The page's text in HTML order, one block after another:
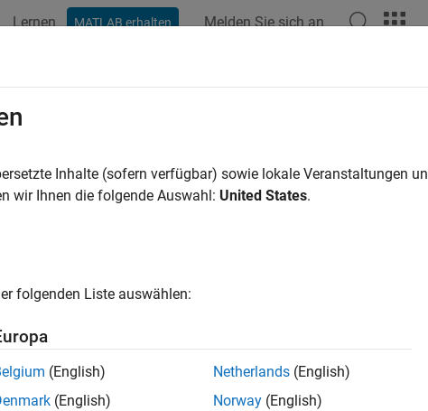
Lernen MATLAB erhalten Melden Sie sich an
Port Properties
6 inCreate a Digital Read Block
reference System object™ contains a common default
output port properties.
Inhalte (sofern verfügbar) sowie lokale Veranstaltungen
wir Ihnen die folgende Auswahl: United States.
folgenden Liste auswählen:
(English)
(English)
Netherlands (English)
Norway (English)